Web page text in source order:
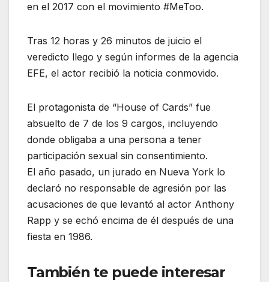
en el 2017 con el movimiento #MeToo.
Tras 12 horas y 26 minutos de juicio el
veredicto llego y según informes de la agencia
EFE, el actor recibió la noticia conmovido.
El protagonista de “House of Cards” fue
absuelto de 7 de los 9 cargos, incluyendo
donde obligaba a una persona a tener
participación sexual sin consentimiento.
El año pasado, un jurado en Nueva York lo
declaró no responsable de agresión por las
acusaciones de que levantó al actor Anthony
Rapp y se echó encima de él después de una
fiesta en 1986.
También te puede interesar